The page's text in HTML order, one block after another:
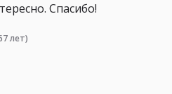
Спасибо!
лет)